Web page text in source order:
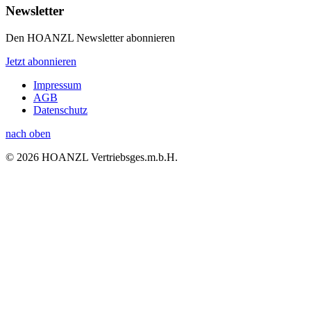
Newsletter
Den HOANZL Newsletter abonnieren
Jetzt abonnieren
Impressum
AGB
Datenschutz
nach oben
© 2026 HOANZL Vertriebsges.m.b.H.